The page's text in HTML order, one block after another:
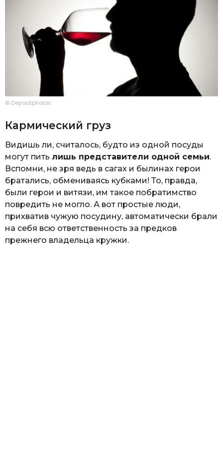
© Depositphotos
Кармический груз
Видишь ли, считалось, будто из одной посуды
могут пить лишь представители одной семьи.
Вспомни, не зря ведь в сагах и былинах герои
братались, обмениваясь кубками! То, правда,
были герои и витязи, им такое побратимство
повредить не могло. А вот простые люди,
прихватив чужую посудину, автоматически брали
на себя всю ответственность за предков
прежнего владельца кружки.